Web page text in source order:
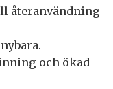
återanvändning
och ökad